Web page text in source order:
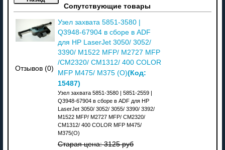
Сопутствующие товары
Отзывов (0)
Узел захвата 5851-3580 |
Q3948-67904 в сборе в ADF
для HP LaserJet 3050/ 3052/
3390/ M1522 MFP/ M2727 MFP
/CM2320/ CM1312/ 400 COLOR
MFP M475/ M375 (O)(Код:
15487)
Узел захвата 5851-3580 | 5851-2559 |
Q3948-67904 в сборе в ADF для HP
LaserJet 3050/ 3052/ 3055/ 3390/ 3392/
M1522 MFP/ M2727 MFP/ CM2320/
CM1312/ 400 COLOR MFP M475/
M375(O)
Старая цена:3125 руб